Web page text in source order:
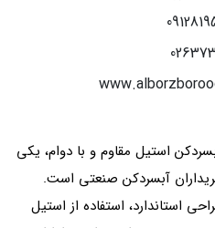
استیل مقاوم و با دوام، یکی
آبسردکن صنعتی است.
استاندارد، استفاده از استیل